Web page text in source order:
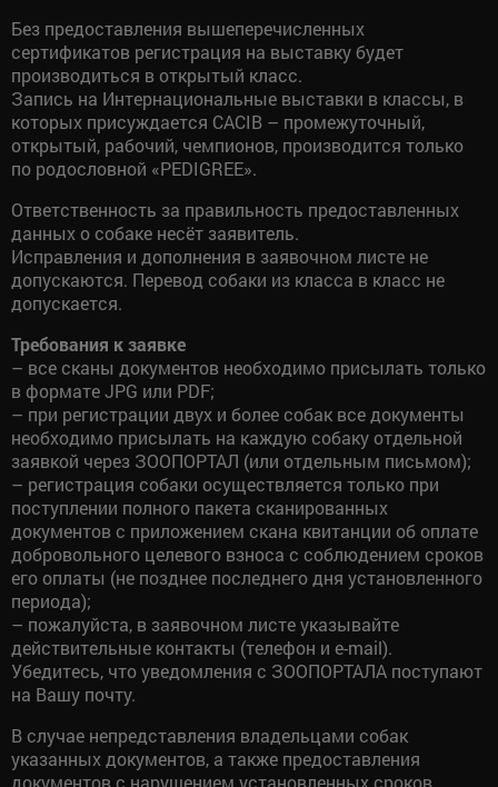
Без предоставления вышеперечисленных
сертификатов регистрация на выставку будет
производиться в открытый класс.
Запись на Интернациональные выставки в классы, в
которых присуждается CACIB – промежуточный,
открытый, рабочий, чемпионов, производится только
по родословной «PEDIGREE».
Ответственность за правильность предоставленных
данных о собаке несёт заявитель.
Исправления и дополнения в заявочном листе не
допускаются. Перевод собаки из класса в класс не
допускается.
Требования к заявке
– все сканы документов необходимо присылать только
в формате JPG или PDF;
– при регистрации двух и более собак все документы
необходимо присылать на каждую собаку отдельной
заявкой через ЗООПОРТАЛ (или отдельным письмом);
– регистрация собаки осуществляется только при
поступлении полного пакета сканированных
документов с приложением скана квитанции об оплате
добровольного целевого взноса с соблюдением сроков
его оплаты (не позднее последнего дня установленного
периода);
– пожалуйста, в заявочном листе указывайте
действительные контакты (телефон и e-mail).
Убедитесь, что уведомления с ЗООПОРТАЛА поступают
на Вашу почту.
В случае непредставления владельцами собак
указанных документов, а также предоставления
документов с нарушением установленных сроков